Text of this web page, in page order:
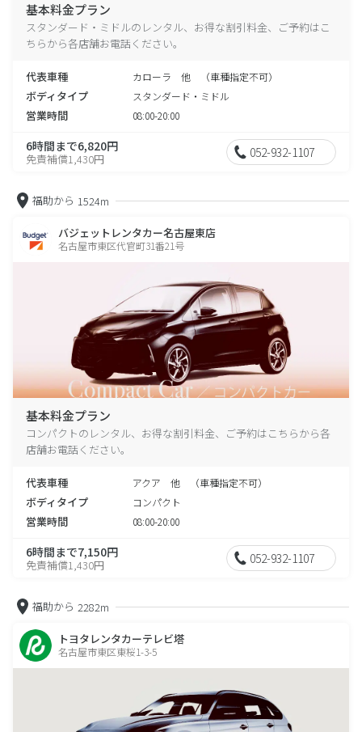
基本料金プラン
スタンダード・ミドルのレンタル、お得な割引料金、ご予約はこ
ちらから各店舗お電話ください。
代表車種 カローラ 他 （車種指定不可）
ボディタイプ スタンダード・ミドル
営業時間 08:00-20:00
6時間まで6,820円
免責補償1,430円 052-932-1107
福助から 1524m
バジェットレンタカー名古屋東店
名古屋市東区代官町31番21号
基本料金プラン
コンパクトのレンタル、お得な割引料金、ご予約はこちらから各
店舗お電話ください。
代表車種 アクア 他 （車種指定不可）
ボディタイプ コンパクト
営業時間 08:00-20:00
6時間まで7,150円
免責補償1,430円 052-932-1107
福助から 2282m
トヨタレンタカーテレビ塔
名古屋市東区東桜1-3-5